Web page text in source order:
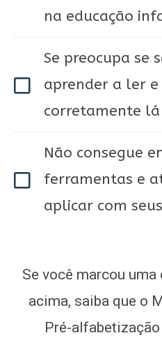
na educação
Se preocupa se
aprender a ler e
corretamente
Não consegue
ferramentas e
aplicar com
Se você marcou
acima, saiba que o
Pré-alfabetização